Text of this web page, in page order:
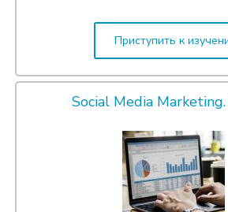
Приступить к
Social Media